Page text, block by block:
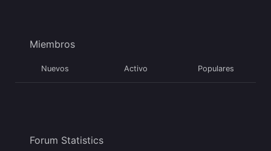
Miembros
Nuevos Activo Populares
Forum Statistics